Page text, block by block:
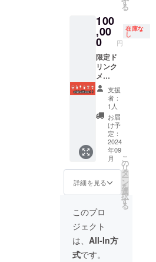
タッフ
一同の
集まり
にご招
待しま
す。 感
謝の気
持ちを
伝えさ
せてい
ただき
ます
（交通
費店舗
負担）
場所：
未定 日
時：11
月下旬
す
る
100
,00
0 円
在庫な
し
限定ド
リンク
メ
ニュー
命名権
※命名方
法につ
いては
メール
対応、
当店に
て直接
（交通
費要相
談） 命
SNSな
どで報
告させ
ていた
だきま
す。
支援
者：
1人
お届
け予
定：
2024
年09
月
詳細を見る
こ
の
リ
タ
ー
ン
を
選
択
す
る
このプロ
ジェクト
は、 All-In方
式です。